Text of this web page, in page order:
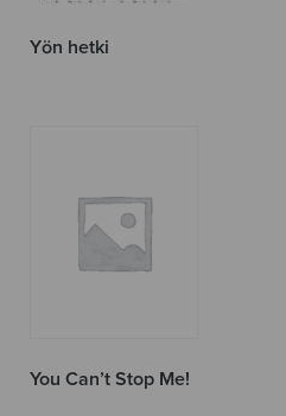
Yön hetki
You Can’t Stop Me!